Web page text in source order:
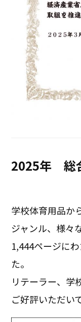
2025年 総
学校体育用品か
ジャンル、様々
1,444ページに
た。
リテーラー、学
ご好評いただい